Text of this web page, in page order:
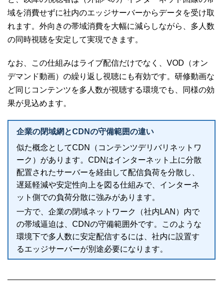
域を消費せずに社内のエッジサーバーからデータを受け取
れます。外向きの帯域消費を大幅に減らしながら、多人数
の同時視聴を安定して実現できます。
なお、この仕組みはライブ配信だけでなく、VOD（オン
デマンド動画）の繰り返し視聴にも有効です。研修動画な
ど同じコンテンツを多人数が視聴する環境でも、同様の効
果が見込めます。
企業の閉域網とCDNの守備範囲の違い
似た概念としてCDN（コンテンツデリバリネットワ
ーク）があります。CDNはインターネット上に分散
配置されたサーバーを経由して配信負荷を分散し、
遅延軽減や安定性向上を図る仕組みで、インターネ
ット側での負荷分散に強みがあります。
一方で、企業の閉域ネットワーク（社内LAN）内で
の帯域逼迫は、CDNの守備範囲外です。このような
環境下で多人数に安定配信するには、社内に設置す
るエッジサーバーが別途必要になります。